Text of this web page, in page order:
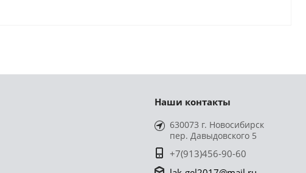
Наши контакты
630073 г. Новосибирск
пер. Давыдовского 5
+7(913)456-90-60